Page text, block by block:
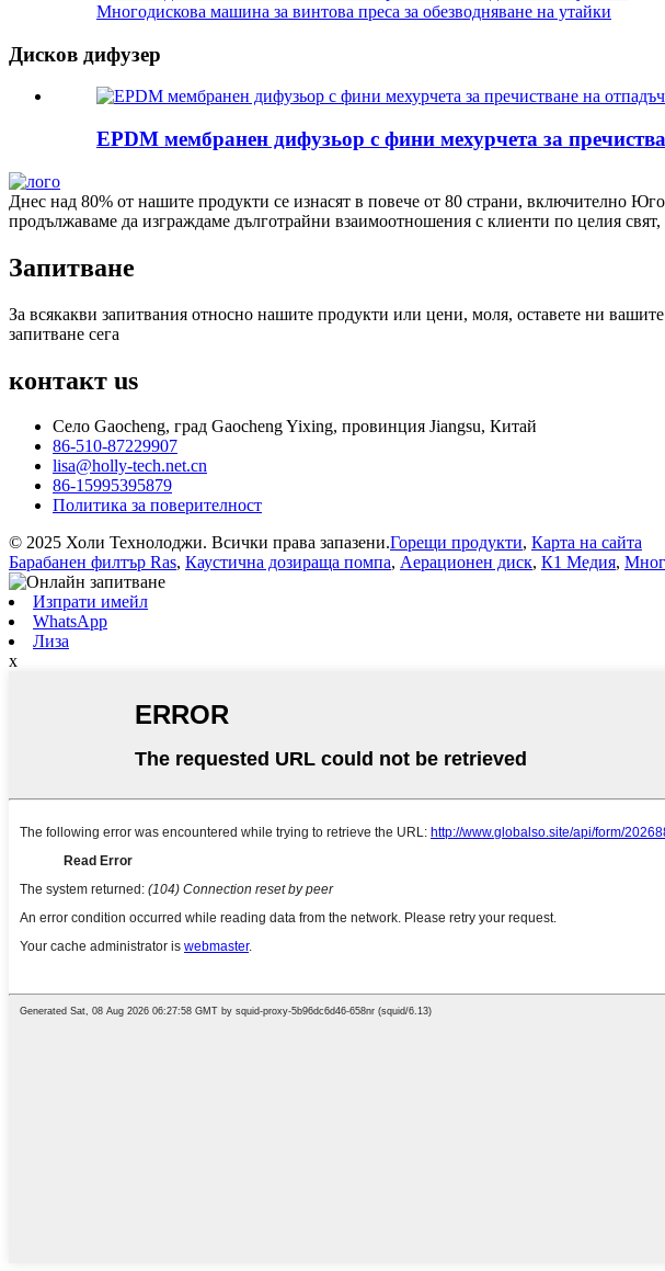
Многодискова машина за винтова преса за обезводняване на утайки
Дисков дифузер
EPDM мембранен дифузьор с фини мехурчета за
Днес над 80% от нашите продукти се изнасят в повече от 80 страни, включително
продължаваме да изграждаме дълготрайни взаимоотношения с клиенти по целия
Запитване
За всякакви запитвания относно нашите продукти или цени, моля, оставете ни
запитване сега
контакт us
Село Gaocheng, град Gaocheng Yixing, провинция Jiangsu, Китай
86-510-87229907
lisa@holly-tech.net.cn
86-15995395879
Политика за поверителност
© 2025 Холи Технолоджи. Всички права запазени.Горещи продукти, Карта на сайта
Барабанен филтър Ras, Каустична дозираща помпа, Аерационен диск, К1 Медия,
Изпрати имейл
WhatsApp
Лиза
x